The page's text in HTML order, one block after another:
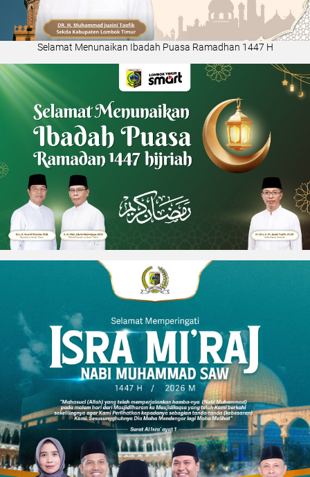
Selamat Menunaikan Ibadah Puasa Ramadhan 1447 H